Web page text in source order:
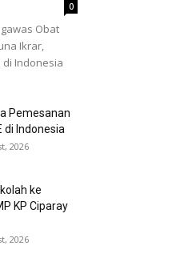
0
Obat
Ikrar,
Indonesia
Pemesanan
di Indonesia
2026
ke
KP Ciparay
2026